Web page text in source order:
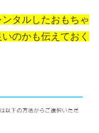
タルしたおもちゃ
のかも伝えておく